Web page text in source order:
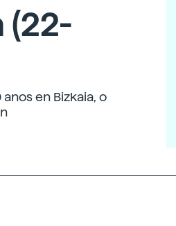
en Bizkaia, o